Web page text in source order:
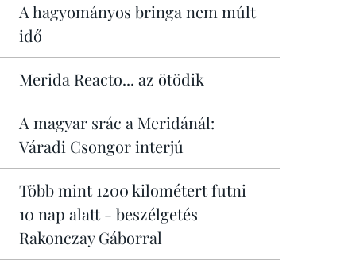
A hagyományos bringa nem múlt
idő
Merida Reacto... az ötödik
A magyar srác a Meridánál:
Váradi Csongor interjú
Több mint 1200 kilométert futni
10 nap alatt - beszélgetés
Rakonczay Gáborral